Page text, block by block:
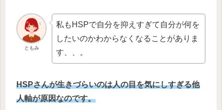
ともみ
私もHSPで自分を抑えすぎて自分が何を
したいのかわからなくなることがありま
す、、。
HSPさんが生きづらいのは人の目を気にしすぎる他
人軸が原因なのです。